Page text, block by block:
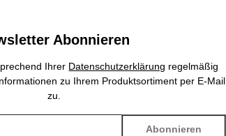
Abonnieren
Ihrer Datenschutzerklärung regelmäßig
zu Ihrem Produktsortiment per E-Mail
zu.
Abonnieren